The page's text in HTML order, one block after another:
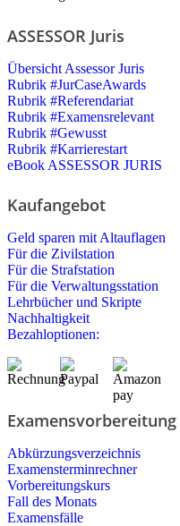
ASSESSOR Juris
Übersicht Assessor Juris
Rubrik #JurCaseAwards
Rubrik #Referendariat
Rubrik #Examensrelevant
Rubrik #Gewusst
Rubrik #Karrierestart
eBook ASSESSOR JURIS
Kaufangebot
Geld sparen mit Altauflagen
Für die Zivilstation
Für die Strafstation
Für die Verwaltungsstation
Lehrbücher und Skripte
Nachhaltigkeit
Bezahloptionen:
Examensvorbereitung
Abkürzungsverzeichnis
Examensterminrechner
Vorbereitungskurs
Fall des Monats
Examensfälle